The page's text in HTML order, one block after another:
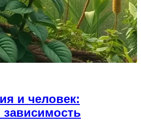
и человек: